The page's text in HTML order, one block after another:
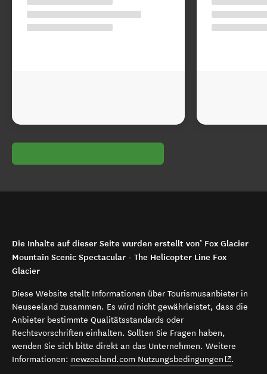
Die Inhalte auf dieser Seite wurden erstellt von’ Fox Glacier
Mountain Scenic Spectacular - The Helicopter Line Fox
Glacier
Diese Website stellt Informationen über Tourismusanbieter in
Neuseeland zusammen. Es wird nicht gewährleistet, dass die
Anbieter bestimmte Qualitätsstandards oder
Rechtsvorschriften einhalten. Sollten Sie Fragen haben,
wenden Sie sich bitte direkt an das Unternehmen. Weitere
Informationen: newzealand.com Nutzungsbedingungen (opens in
.